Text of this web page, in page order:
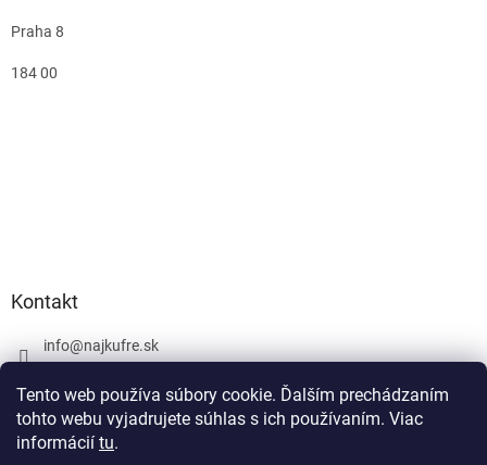
Tento web používa súbory cookie. Ďalším prechádzaním
tohto webu vyjadrujete súhlas s ich používaním. Viac
informácií tu.
Praha 8
184 00
Kontakt
info@najkufre.sk
Facebook